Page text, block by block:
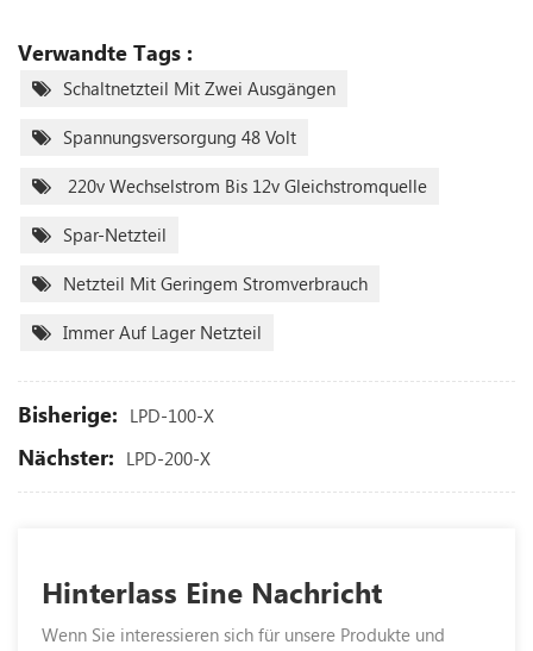
Verwandte Tags :
Schaltnetzteil Mit Zwei Ausgängen
Spannungsversorgung 48 Volt
220v Wechselstrom Bis 12v Gleichstromquelle
Spar-Netzteil
Netzteil Mit Geringem Stromverbrauch
Immer Auf Lager Netzteil
Bisherige: LPD-100-X
Nächster: LPD-200-X
Hinterlass Eine Nachricht
Wenn Sie interessieren sich für unsere Produkte und